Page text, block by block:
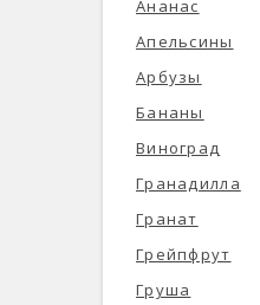
Ананас
Апельсины
Арбузы
Бананы
Виноград
Гранадилла
Гранат
Грейпфрут
Груша